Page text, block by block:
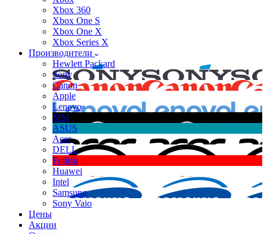
Xbox 360
Xbox One S
Xbox One X
Xbox Series X
Производители
Hewlett Packard
Sony
Canon
Apple
Lenovo
MSI
ASUS
Acer
DELL
Fujitsu
Huawei
Intel
Samsung
Sony Vaio
Цены
Акции